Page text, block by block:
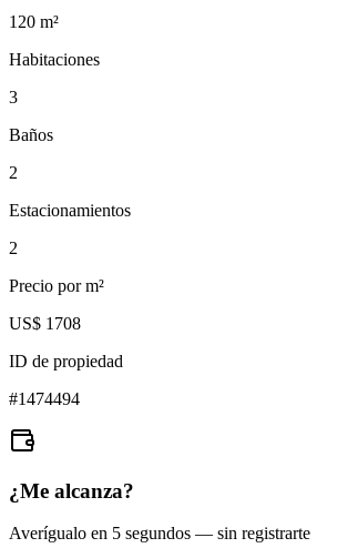
120 m²
Habitaciones
3
Baños
2
Estacionamientos
2
Precio por m²
US$ 1708
ID de propiedad
#1474494
¿Me alcanza?
Averígualo en 5 segundos — sin registrarte